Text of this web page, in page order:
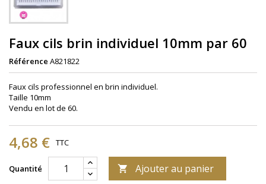
Faux cils brin individuel 10mm par 60
Référence A821822
Faux cils professionnel en brin individuel.
Taille 10mm
Vendu en lot de 60.
4,68 € TTC
Quantité  Ajouter au panier